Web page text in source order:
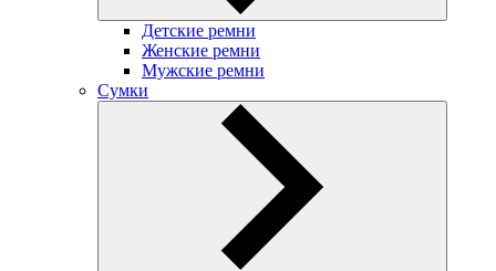
Детские ремни
Женские ремни
Мужские ремни
Сумки